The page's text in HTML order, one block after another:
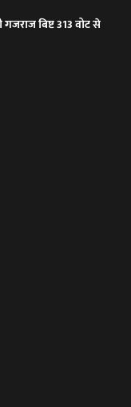
गजराज बिष्ट 313 वोट से